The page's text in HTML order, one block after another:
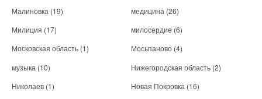
Малиновка (19) медицина (26)
Милиция (17) милосердие (6)
Московская область (1) Мосьпаново (4)
музыка (10) Нижегородская область (2)
Николаев (1) Новая Покровка (16)